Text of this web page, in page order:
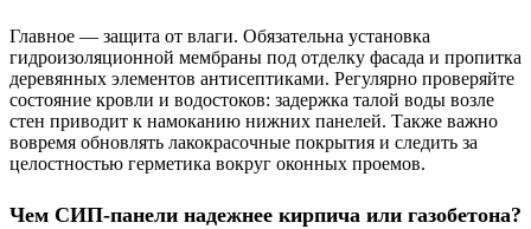
Главное — защита от влаги. Обязательна установка
гидроизоляционной мембраны под отделку фасада и пропитка
деревянных элементов антисептиками. Регулярно проверяйте
состояние кровли и водостоков: задержка талой воды возле
стен приводит к намоканию нижних панелей. Также важно
вовремя обновлять лакокрасочные покрытия и следить за
целостностью герметика вокруг оконных проемов.
Чем СИП-панели надежнее кирпича или газобетона?